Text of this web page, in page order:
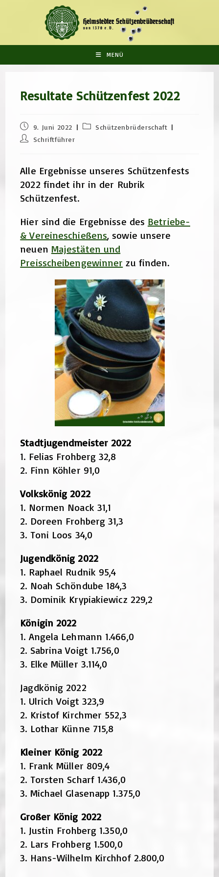
MENÜ
Resultate Schützenfest 2022
Beitrag
veröffentlicht:
9. Juni 2022
Beitrags-
Schützenbrüderschaft
Beitrags-
Schriftführer
Alle Ergebnisse unseres Schützenfests
2022 findet ihr in der Rubrik
Schützenfest.
Hier sind die Ergebnisse des Betriebe-
& Vereineschießens, sowie unsere
neuen Majestäten und
Preisscheibengewinner zu finden.
Stadtjugendmeister 2022
1. Felias Frohberg 32,8
2. Finn Köhler 91,0
Volkskönig 2022
1. Normen Noack 31,1
2. Doreen Frohberg 31,3
3. Toni Loos 34,0
Jugendkönig 2022
1. Raphael Rudnik 95,4
2. Noah Schöndube 184,3
3. Dominik Krypiakiewicz 229,2
Königin 2022
1. Angela Lehmann 1.466,0
2. Sabrina Voigt 1.756,0
3. Elke Müller 3.114,0
Jagdkönig 2022
1. Ulrich Voigt 323,9
2. Kristof Kirchmer 552,3
3. Lothar Künne 715,8
Kleiner König 2022
1. Frank Müller 809,4
2. Torsten Scharf 1.436,0
3. Michael Glasenapp 1.375,0
Großer König 2022
1. Justin Frohberg 1.350,0
2. Lars Frohberg 1.500,0
3. Hans-Wilhelm Kirchhof 2.800,0